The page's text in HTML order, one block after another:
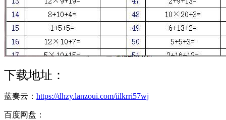
下载地址：
蓝奏云： https://dhzy.lanzoui.com/iilkrri57wj
百度网盘：